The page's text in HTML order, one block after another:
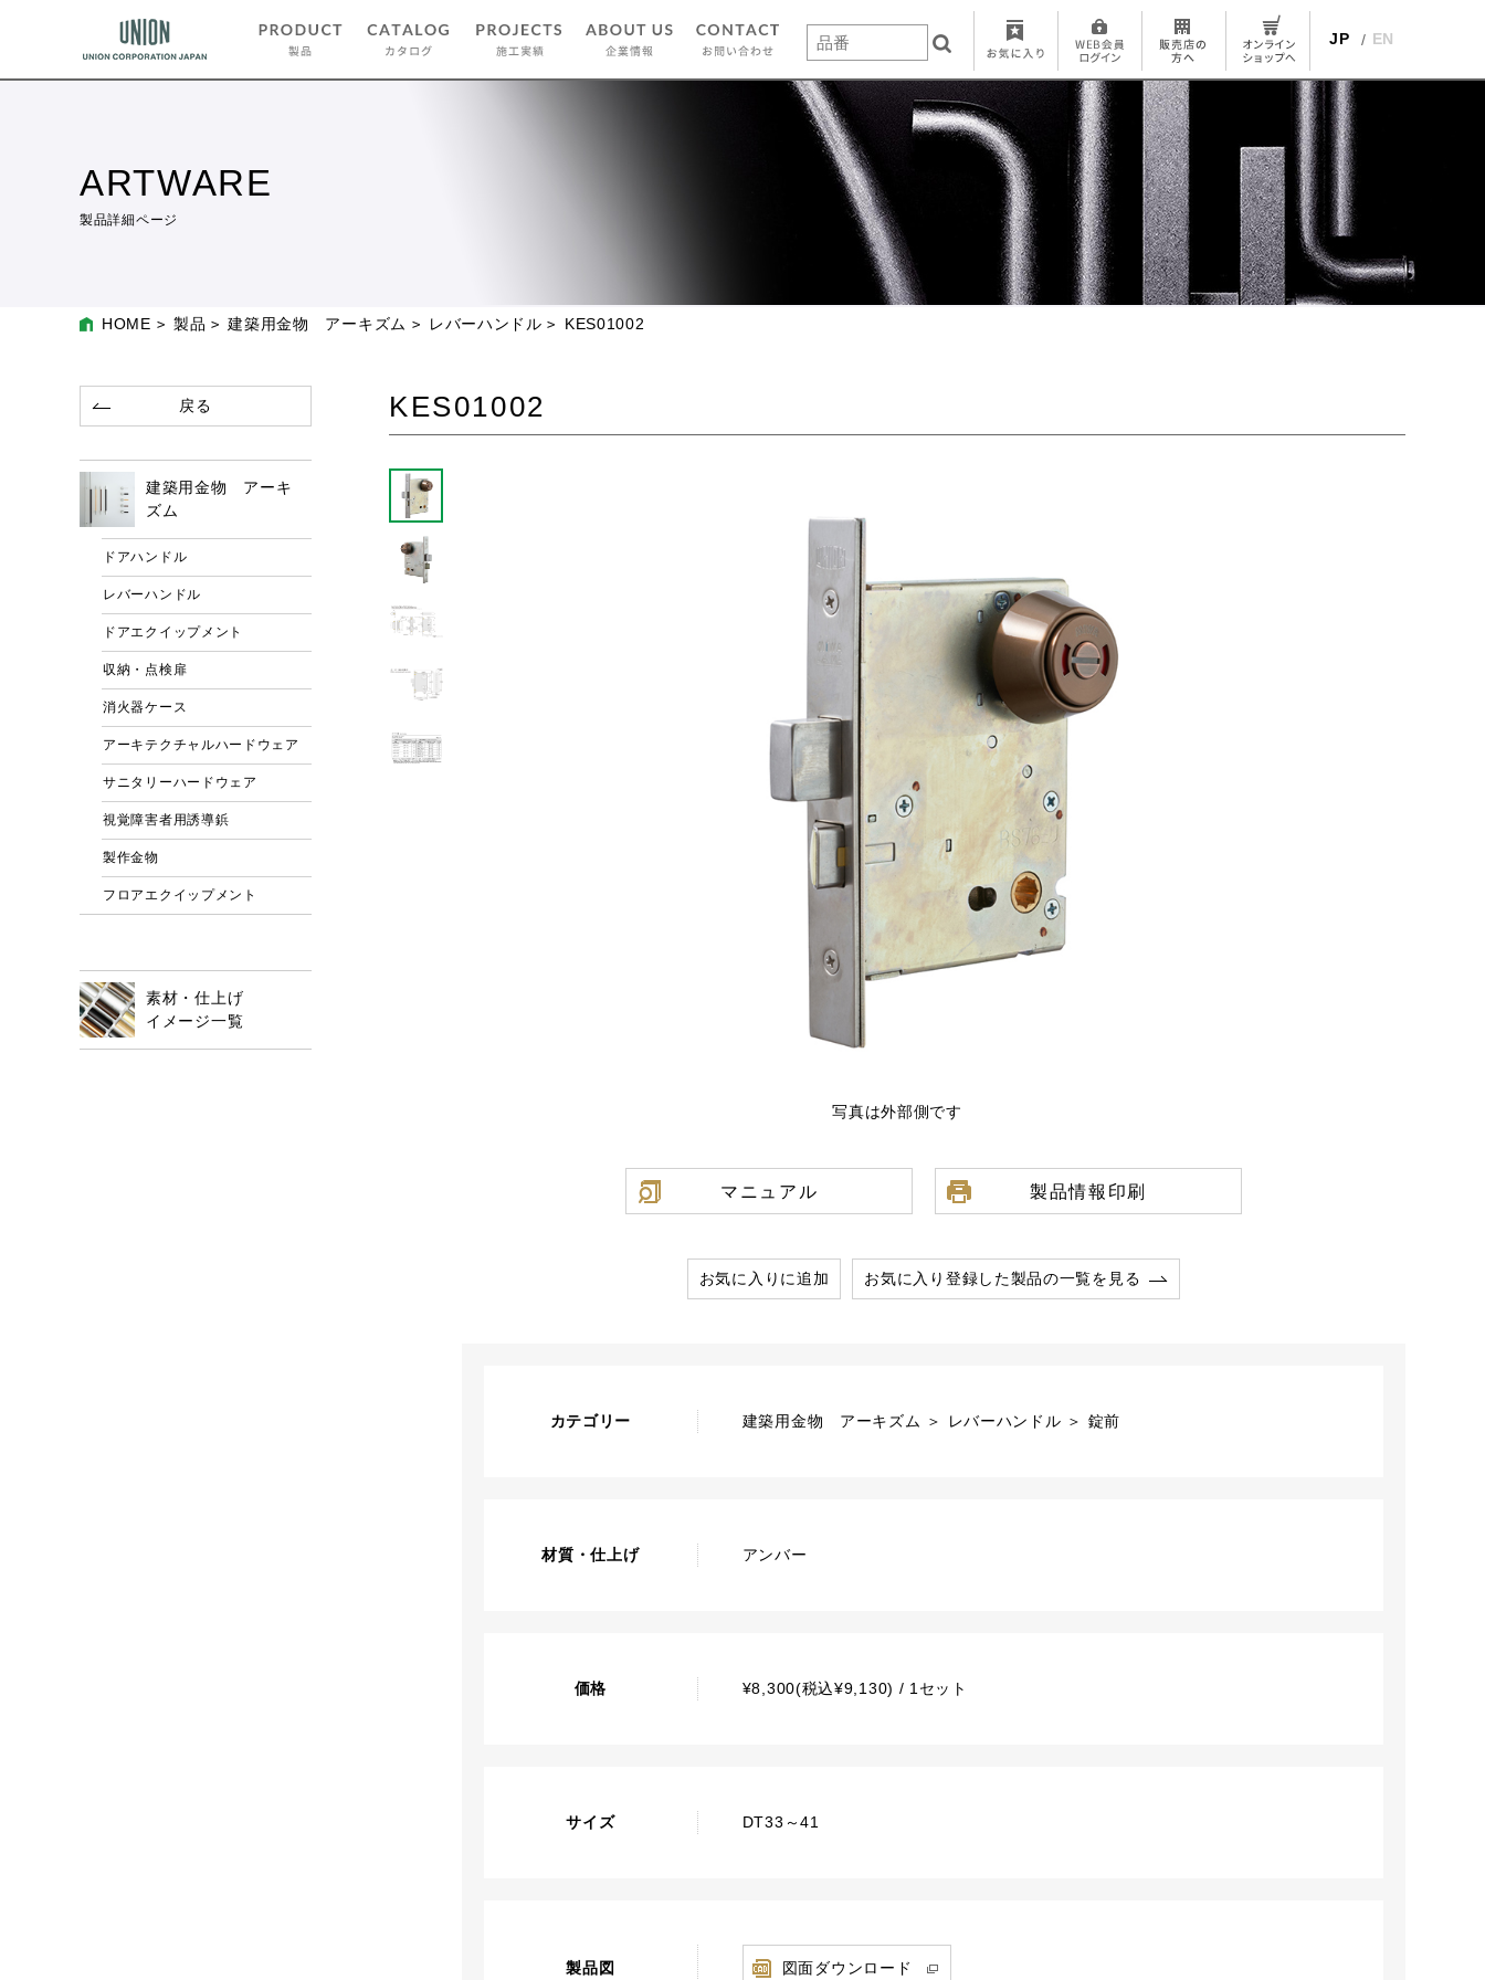
JP EN
ARTWARE
製品詳細ページ
HOME 製品 建築用金物 アーキズム レバーハンドル KES01002
KES01002
写真は外部側です
マニュアル 製品情報印刷
お気に入りに追加 お気に入り登録した製品の一覧を見る
カテゴリー 建築用金物 アーキズム ＞ レバーハンドル ＞ 錠前
材質・仕上げ アンバー
価格 ¥8,300(税込¥9,130) / 1セット
サイズ DT33～41
製品図 図面ダウンロード
戻る
建築用金物 アーキ
ズム
ドアハンドル
レバーハンドル
ドアエクイップメント
収納・点検扉
消火器ケース
アーキテクチャルハードウェア
サニタリーハードウェア
視覚障害者用誘導鋲
製作金物
フロアエクイップメント
素材・仕上げ
イメージ一覧